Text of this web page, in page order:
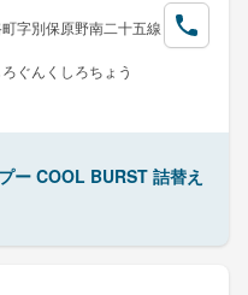
字別保原野南二十五線
ぐんくしろちょう
ー COOL BURST 詰替え